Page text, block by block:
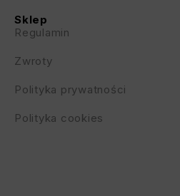
Sklep
Regulamin
Zwroty
Polityka prywatności
Polityka cookies